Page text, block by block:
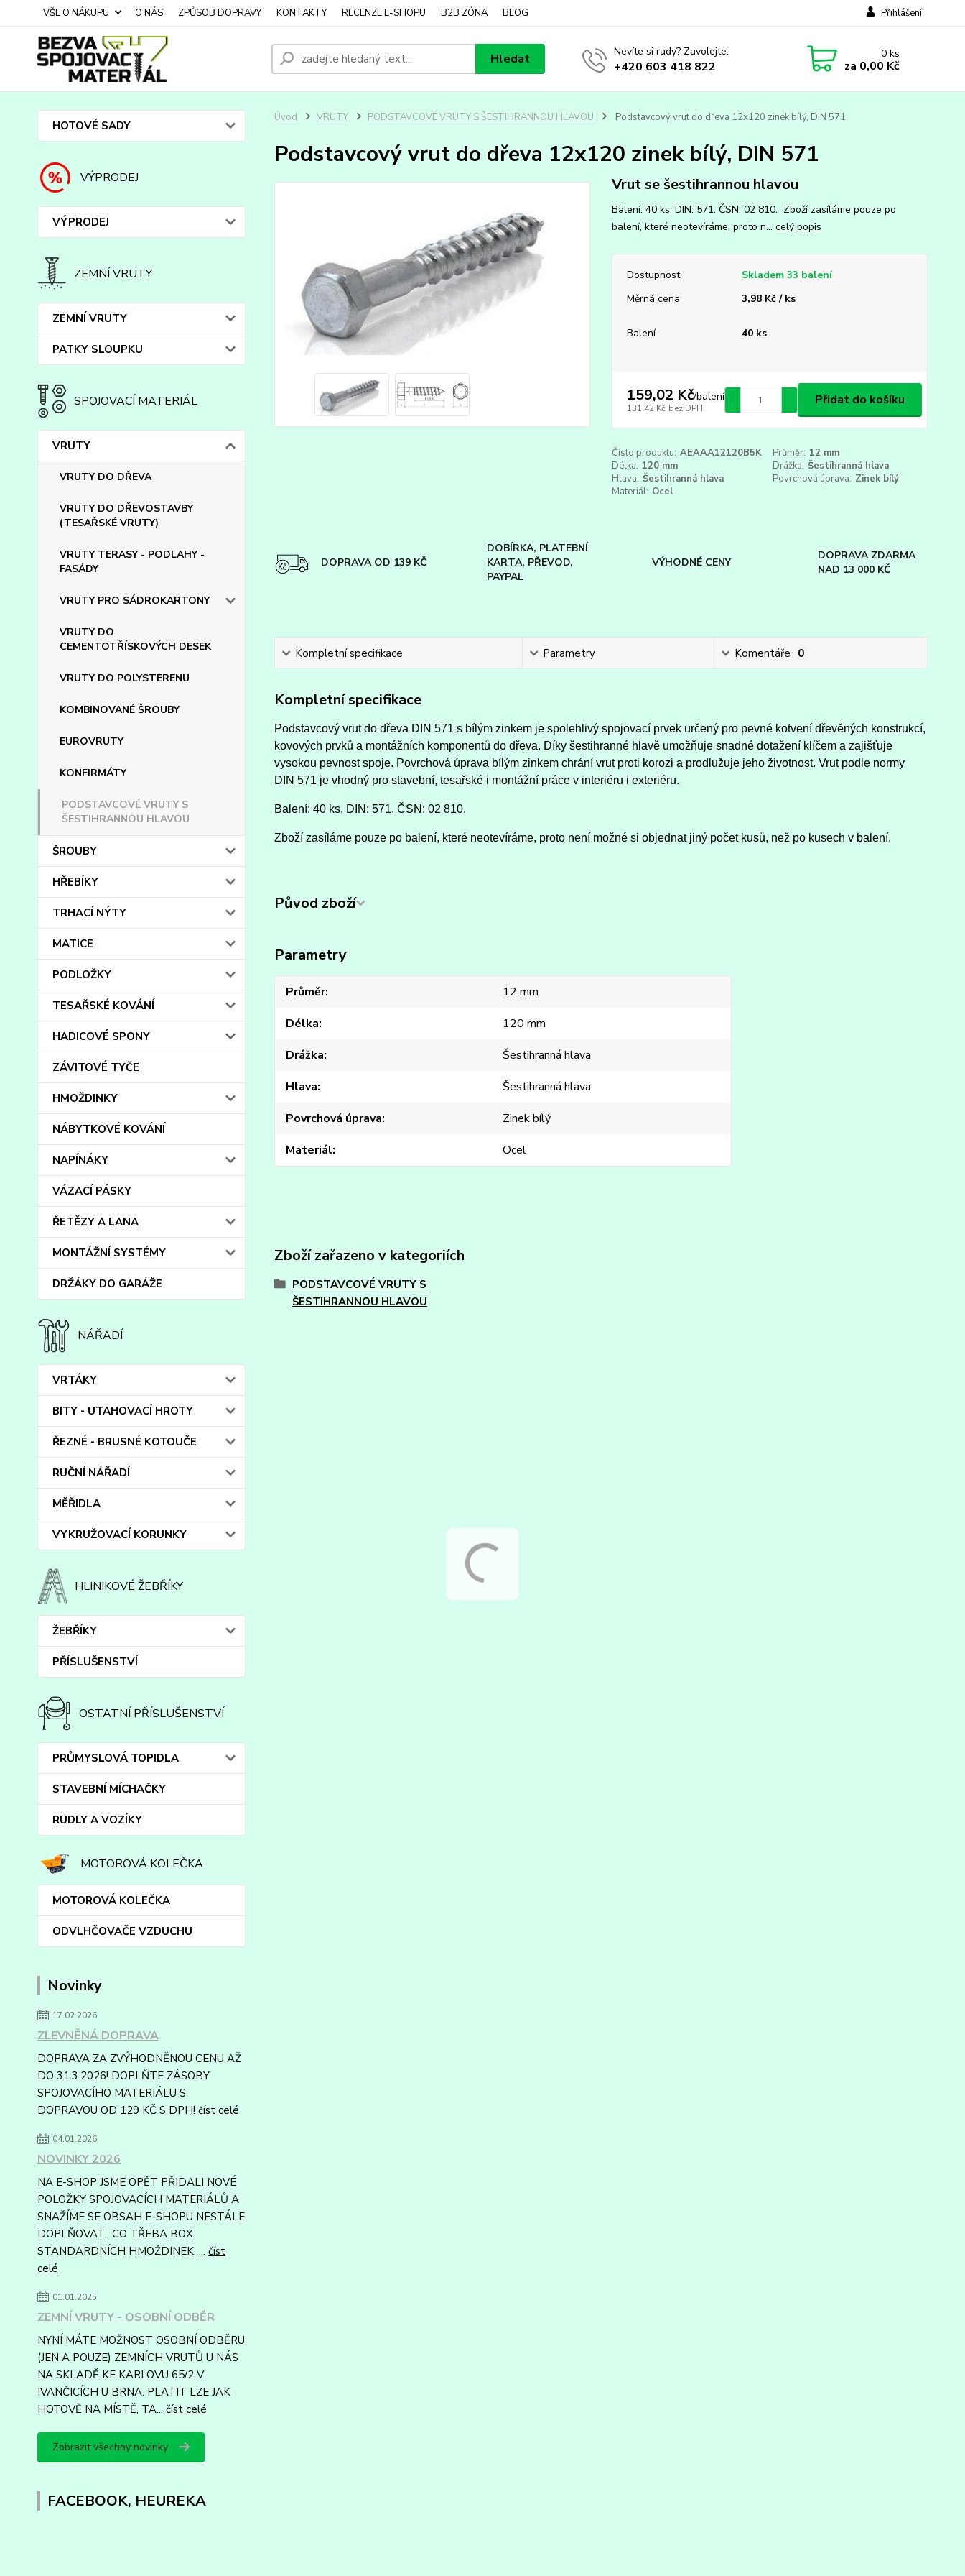
VŠE O NÁKUPU O NÁS ZPŮSOB DOPRAVY KONTAKTY RECENZE E-SHOPU B2B ZÓNA BLOG Přihlášení
Hledat Nevíte si rady? Zavolejte.
+420 603 418 822
0ks
za 0,00 Kč
HOTOVÉ SADY
VÝPRODEJ
VÝPRODEJ
ZEMNÍ VRUTY
ZEMNÍ VRUTY
PATKY SLOUPKU
SPOJOVACÍ MATERIÁL
VRUTY
VRUTY DO DŘEVA
VRUTY DO DŘEVOSTAVBY
(TESAŘSKÉ VRUTY)
VRUTY TERASY - PODLAHY -
FASÁDY
VRUTY PRO SÁDROKARTONY
VRUTY DO
CEMENTOTŘÍSKOVÝCH DESEK
VRUTY DO POLYSTERENU
KOMBINOVANÉ ŠROUBY
EUROVRUTY
KONFIRMÁTY
PODSTAVCOVÉ VRUTY S
ŠESTIHRANNOU HLAVOU
ŠROUBY
HŘEBÍKY
TRHACÍ NÝTY
MATICE
PODLOŽKY
TESAŘSKÉ KOVÁNÍ
HADICOVÉ SPONY
ZÁVITOVÉ TYČE
HMOŽDINKY
NÁBYTKOVÉ KOVÁNÍ
NAPÍNÁKY
VÁZACÍ PÁSKY
ŘETĚZY A LANA
MONTÁŽNÍ SYSTÉMY
DRŽÁKY DO GARÁŽE
NÁŘADÍ
VRTÁKY
BITY - UTAHOVACÍ HROTY
ŘEZNÉ - BRUSNÉ KOTOUČE
RUČNÍ NÁŘADÍ
MĚŘIDLA
VYKRUŽOVACÍ KORUNKY
HLINIKOVÉ ŽEBŘÍKY
ŽEBŘÍKY
PŘÍSLUŠENSTVÍ
OSTATNÍ PŘÍSLUŠENSTVÍ
PRŮMYSLOVÁ TOPIDLA
STAVEBNÍ MÍCHAČKY
RUDLY A VOZÍKY
MOTOROVÁ KOLEČKA
MOTOROVÁ KOLEČKA
ODVLHČOVAČE VZDUCHU
Novinky
17.02.2026
ZLEVNĚNÁ DOPRAVA
DOPRAVA ZA ZVÝHODNĚNOU CENU AŽ
DO 31.3.2026! DOPLŇTE ZÁSOBY
SPOJOVACÍHO MATERIÁLU S
DOPRAVOU OD 129 KČ S DPH! číst celé
04.01.2026
NOVINKY 2026
NA E-SHOP JSME OPĚT PŘIDALI NOVÉ
POLOŽKY SPOJOVACÍCH MATERIÁLŮ A
SNAŽÍME SE OBSAH E-SHOPU NESTÁLE
DOPLŇOVAT. CO TŘEBA BOX
STANDARDNÍCH HMOŽDINEK, ... číst
celé
01.01.2025
ZEMNÍ VRUTY - OSOBNÍ ODBĚR
NYNÍ MÁTE MOŽNOST OSOBNÍ ODBĚRU
(JEN A POUZE) ZEMNÍCH VRUTŮ U NÁS
NA SKLADĚ KE KARLOVU 65/2 V
IVANČICÍCH U BRNA. PLATIT LZE JAK
HOTOVĚ NA MÍSTĚ, TA... číst celé
Zobrazit všechny novinky
FACEBOOK, HEUREKA
Úvod VRUTY PODSTAVCOVÉ VRUTY S ŠESTIHRANNOU HLAVOU Podstavcový vrut do dřeva 12x120 zinek bílý, DIN 571
Podstavcový vrut do dřeva 12x120 zinek bílý, DIN 571
Vrut se šestihrannou hlavou
Balení: 40 ks, DIN: 571. ČSN: 02 810. Zboží zasíláme pouze po
balení, které neotevíráme, proto n... celý popis
Dostupnost
Skladem 33 balení
Měrná cena
3,98 Kč / ks
Balení 40 ks
159,02 Kč/balení
131,42 Kč bez DPH
Přidat do košíku
Číslo produktu: AEAAA12120B5K Průměr: 12 mm
Délka: 120 mm Drážka: Šestihranná hlava
Hlava: Šestihranná hlava Povrchová úprava: Zinek bílý
Materiál: Ocel
DOPRAVA OD 139 KČ
DOBÍRKA, PLATEBNÍ
KARTA, PŘEVOD,
PAYPAL
VÝHODNÉ CENY
DOPRAVA ZDARMA
NAD 13 000 KČ
Kompletní specifikace Parametry Komentáře 0
Kompletní specifikace
Podstavcový vrut do dřeva DIN 571 s bílým zinkem je spolehlivý spojovací prvek určený pro pevné kotvení dřevěných konstrukcí,
kovových prvků a montážních komponentů do dřeva. Díky šestihranné hlavě umožňuje snadné dotažení klíčem a zajišťuje
vysokou pevnost spoje. Povrchová úprava bílým zinkem chrání vrut proti korozi a prodlužuje jeho životnost. Vrut podle normy
DIN 571 je vhodný pro stavební, tesařské i montážní práce v interiéru i exteriéru.
Balení: 40 ks, DIN: 571. ČSN: 02 810.
Zboží zasíláme pouze po balení, které neotevíráme, proto není možné si objednat jiný počet kusů, než po kusech v balení.
Původ zboží
Parametry
Průměr
12 mm
Délka
120 mm
Drážka
Šestihranná hlava
Hlava
Šestihranná hlava
Povrchová úprava
Zinek bílý
Materiál
Ocel
Zboží zařazeno v kategoriích
PODSTAVCOVÉ VRUTY S
ŠESTIHRANNOU HLAVOU